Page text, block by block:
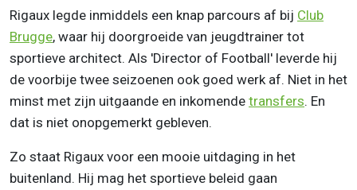
Rigaux legde inmiddels een knap parcours af bij Club
Brugge, waar hij doorgroeide van jeugdtrainer tot
sportieve architect. Als 'Director of Football' leverde hij
de voorbije twee seizoenen ook goed werk af. Niet in het
minst met zijn uitgaande en inkomende transfers. En
dat is niet onopgemerkt gebleven.
Zo staat Rigaux voor een mooie uitdaging in het
buitenland. Hij mag het sportieve beleid gaan